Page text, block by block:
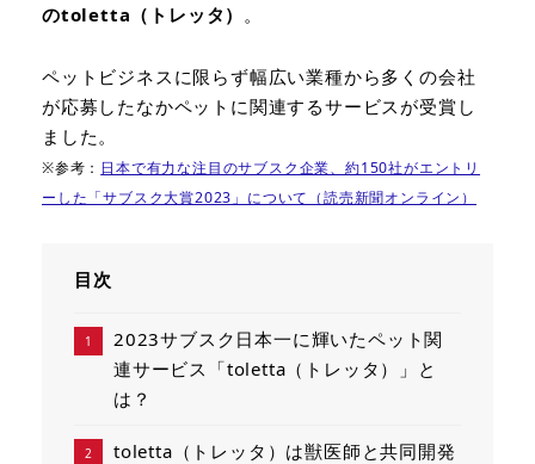
のtoletta（トレッタ） 。
ペットビジネスに限らず幅広い業種から多くの会社
が応募したなかペットに関連するサービスが受賞し
ました。
※参考： 日本で有力な注目のサブスク企業、約150社がエントリ
ーした「サブスク大賞2023」について（読売新聞オンライン）
目次
2023サブスク日本一に輝いたペット関
連サービス「toletta（トレッタ）」と
は？
toletta（トレッタ）は獣医師と共同開発